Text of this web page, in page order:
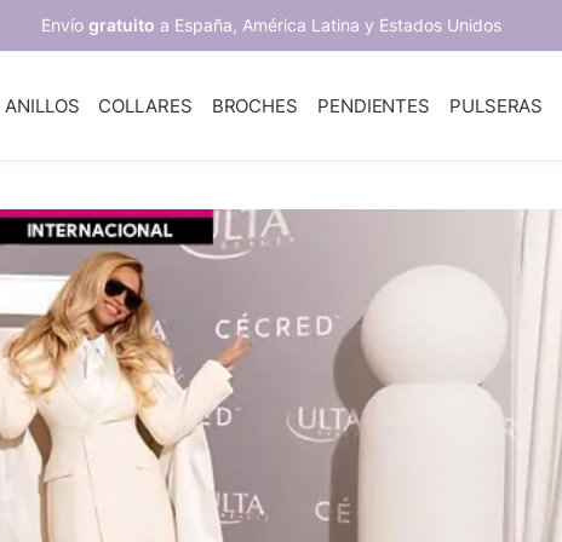
Envío gratuito a España, América Latina y Estados Unidos
ANILLOS COLLARES BROCHES PENDIENTES PULSERAS